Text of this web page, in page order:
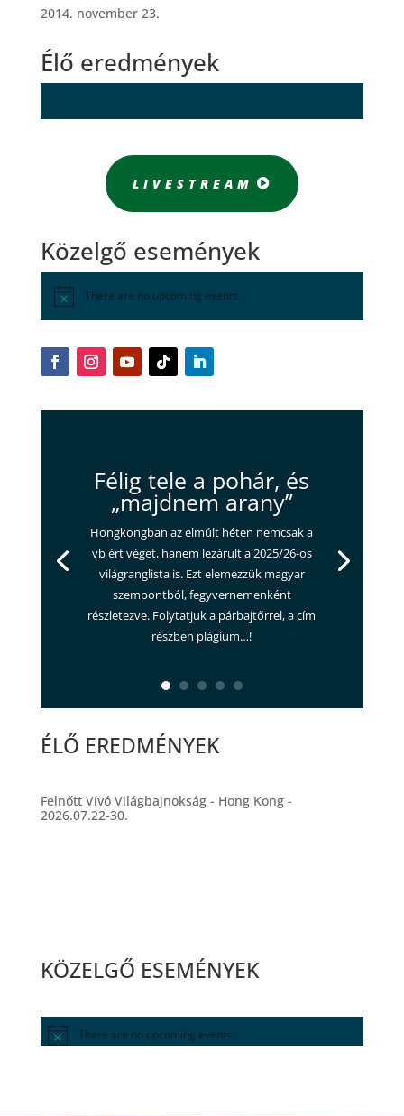
2014. november 23.
Élő eredmények
LIVESTREAM
Közelgő események
There are no upcoming events.
Félig tele a pohár, és
„majdnem arany”
Hongkongban az elmúlt héten nemcsak a
vb ért véget, hanem lezárult a 2025/26-os
világranglista is. Ezt elemezzük magyar
szempontból, fegyvernemenként
részletezve. Folytatjuk a párbajtőrrel, a cím
részben plágium…!
ÉLŐ EREDMÉNYEK
Felnőtt Vívó Világbajnokság - Hong Kong -
2026.07.22-30.
KÖZELGŐ ESEMÉNYEK
There are no upcoming events.